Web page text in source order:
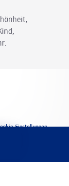
Einstellungen